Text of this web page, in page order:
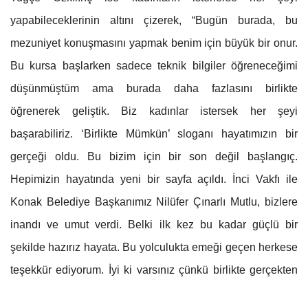
yapabileceklerinin altını çizerek, “Bugün burada, bu
mezuniyet konuşmasını yapmak benim için büyük bir onur.
Bu kursa başlarken sadece teknik bilgiler öğreneceğimi
düşünmüştüm ama burada daha fazlasını birlikte
öğrenerek geliştik. Biz kadınlar istersek her şeyi
başarabiliriz. ‘Birlikte Mümkün’ sloganı hayatımızın bir
gerçeği oldu. Bu bizim için bir son değil başlangıç.
Hepimizin hayatında yeni bir sayfa açıldı. İnci Vakfı ile
Konak Belediye Başkanımız Nilüfer Çınarlı Mutlu, bizlere
inandı ve umut verdi. Belki ilk kez bu kadar güçlü bir
şekilde hazırız hayata. Bu yolculukta emeği geçen herkese
teşekkür ediyorum. İyi ki varsınız çünkü birlikte gerçekten